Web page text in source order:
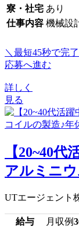
寮・社宅 あり
仕事内容 機械設
＼最短45秒で完
応募へ進む
詳しく
見る
【20~40代
アルミニ
UTエージェント
給与 月収例